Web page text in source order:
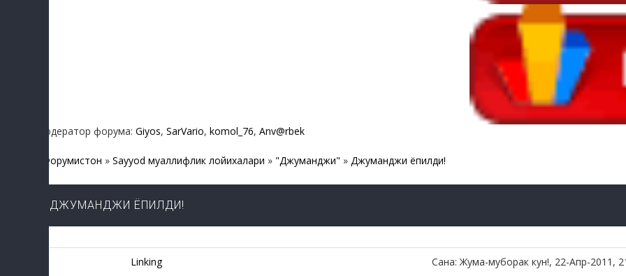
Модератор форума: Giyos, SarVario, komol_76, Anv@rbek
Форумистон » Sayyod муаллифлик лойихалари » "Джуманджи" » Джуманджи ёпилди!
ДЖУМАНДЖИ ЁПИЛДИ!
Linking Сана: Жума-муборак кун!, 22-Апр-2011,